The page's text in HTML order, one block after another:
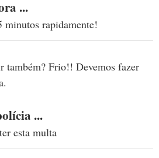
...
minutos rapidamente!
também? Frio!! Devemos fazer
...
esta multa